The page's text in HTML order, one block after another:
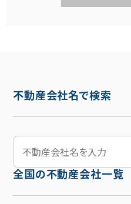
不動産会社名で検索
全国の不動産会社一覧